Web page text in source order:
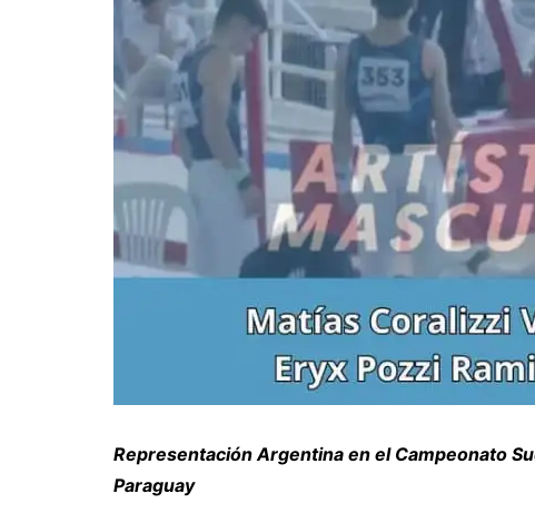
Representación Argentina en el Campeonato
Paraguay